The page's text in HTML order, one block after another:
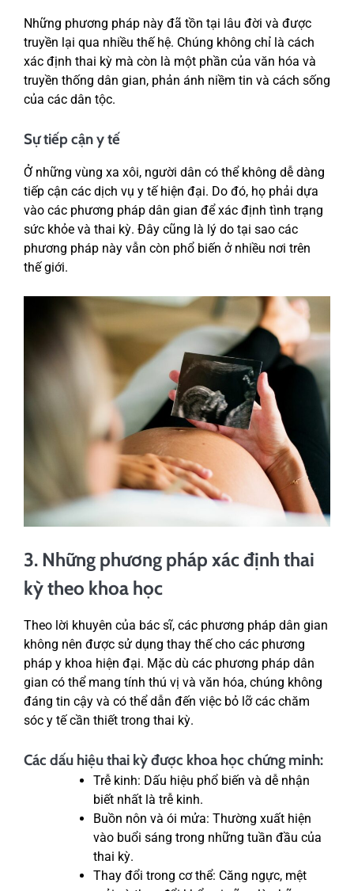
Những phương pháp này đã tồn tại lâu đời và được
truyền lại qua nhiều thế hệ. Chúng không chỉ là cách
xác định thai kỳ mà còn là một phần của văn hóa và
truyền thống dân gian, phản ánh niềm tin và cách sống
của các dân tộc.
Sự tiếp cận y tế
Ở những vùng xa xôi, người dân có thể không dễ dàng
tiếp cận các dịch vụ y tế hiện đại. Do đó, họ phải dựa
vào các phương pháp dân gian để xác định tình trạng
sức khỏe và thai kỳ. Đây cũng là lý do tại sao các
phương pháp này vẫn còn phổ biến ở nhiều nơi trên
thế giới.
3. Những phương pháp xác định thai
kỳ theo khoa học
Theo lời khuyên của bác sĩ, các phương pháp dân gian
không nên được sử dụng thay thế cho các phương
pháp y khoa hiện đại. Mặc dù các phương pháp dân
gian có thể mang tính thú vị và văn hóa, chúng không
đáng tin cậy và có thể dẫn đến việc bỏ lỡ các chăm
sóc y tế cần thiết trong thai kỳ.
Các dấu hiệu thai kỳ được khoa học chứng minh:
Trễ kinh: Dấu hiệu phổ biến và dễ nhận
biết nhất là trễ kinh.
Buồn nôn và ói mửa: Thường xuất hiện
vào buổi sáng trong những tuần đầu của
thai kỳ.
Thay đổi trong cơ thể: Căng ngực, mệt